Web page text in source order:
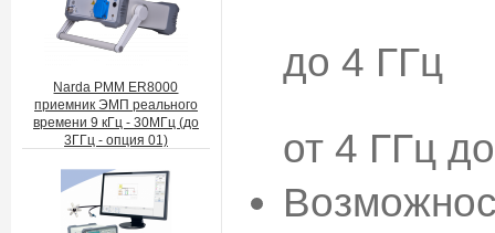
Narda PMM ER8000
приемник ЭМП реального
времени 9 кГц - 30МГц (до
3ГГц - опция 01)
до 4 ГГц
от 4 ГГц